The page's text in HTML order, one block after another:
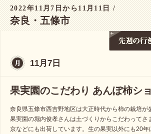
2022年11月7日から11月11日 /
奈良・五條市
11月7日
果実園のこだわり あんぽ柿シ
奈良県五條市西吉野地区は大正時代から柿の栽培が
果実園の堀内俊孝さんは土づくりからこだわってさ
京などにも出荷しています。生の果実以外にも20